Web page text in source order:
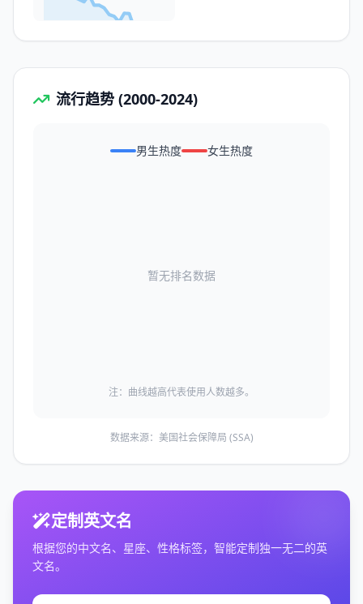
流行趋势 (2000-2024)
男生热度 女生热度
暂无排名数据
注：曲线越高代表使用人数越多。
数据来源：美国社会保障局 (SSA)
定制英文名
根据您的中文名、星座、性格标签，智能定制独一无二的英
文名。